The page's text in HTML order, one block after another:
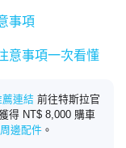
事項
意事項一次看懂
連結 前往特斯拉官
得 NT$ 8,000 購車
邊配件 。